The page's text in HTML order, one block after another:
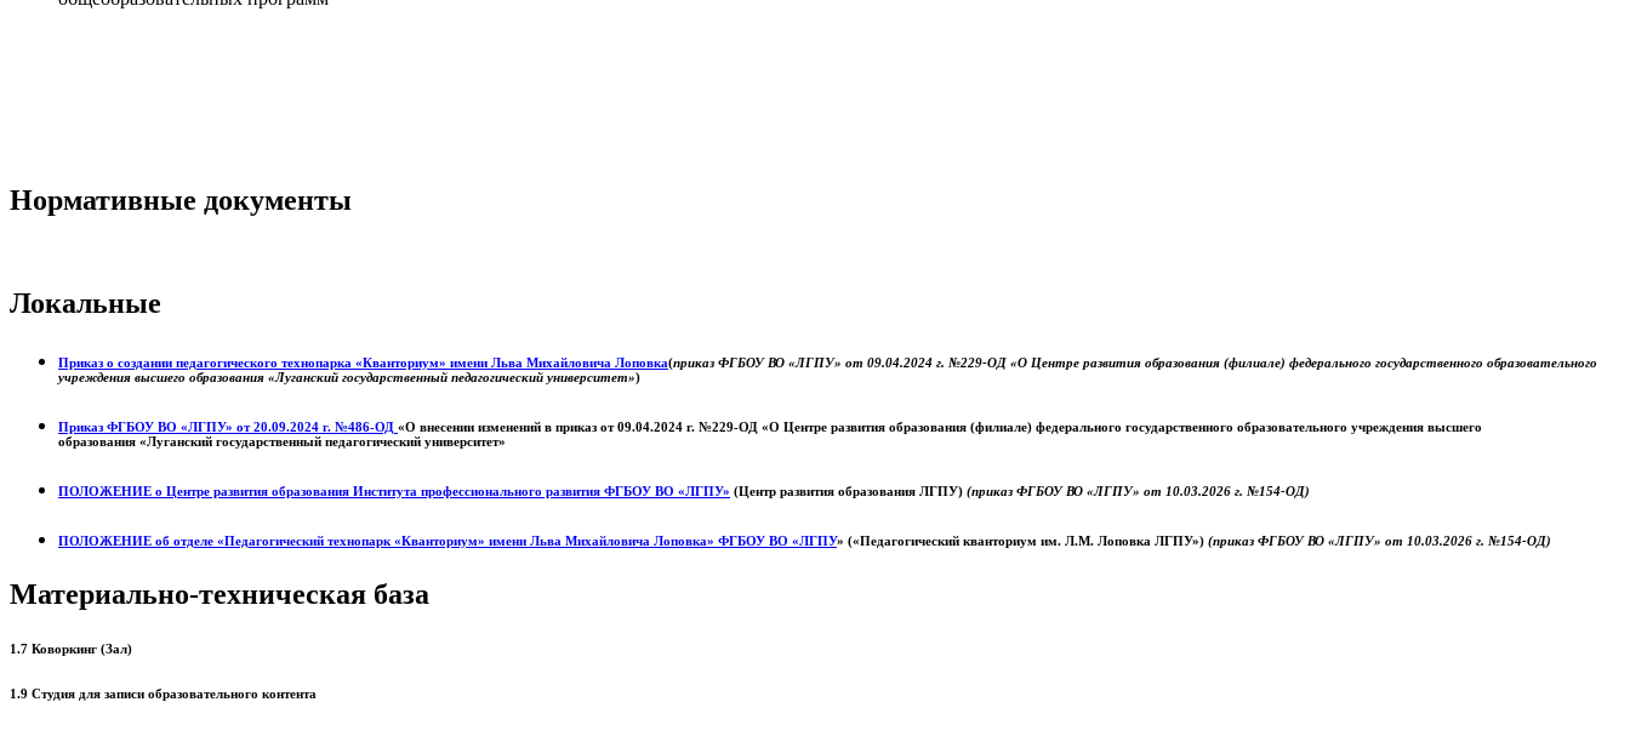
Нормативные документы
Локальные
Приказ о создании педагогического технопарка «Кванториум» имени Льва Михайловича Лоповка(приказ ФГБОУ ВО «ЛГПУ» от 09.04.2024 г. №229-ОД «О Центре развития образования (филиале) федерального государственного образовательного
учреждения высшего образования «Луганский государственный педагогический университет»)
Приказ ФГБОУ ВО «ЛГПУ» от 20.09.2024 г. №486-ОД «О внесении изменений в приказ от 09.04.2024 г. №229-ОД «О Центре развития образования (филиале) федерального государственного образовательного учреждения высшего
образования «Луганский государственный педагогический университет»
ПОЛОЖЕНИЕ о Центре развития образования Института профессионального развития ФГБОУ ВО «ЛГПУ» (Центр развития образования ЛГПУ) (приказ ФГБОУ ВО «ЛГПУ» от 10.03.2026 г. №154-ОД)
ПОЛОЖЕНИЕ об отделе «Педагогический технопарк «Кванториум» имени Льва Михайловича Лоповка» ФГБОУ ВО «ЛГПУ» («Педагогический кванториум им. Л.М. Лоповка ЛГПУ») (приказ ФГБОУ ВО «ЛГПУ» от 10.03.2026 г. №154-ОД)
Материально-техническая база
1.7 Коворкинг (Зал)
1.9 Студия для записи образовательного контента